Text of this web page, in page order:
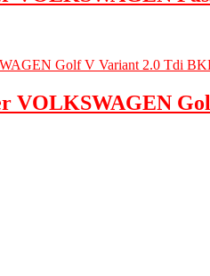
VOLKSWAGEN